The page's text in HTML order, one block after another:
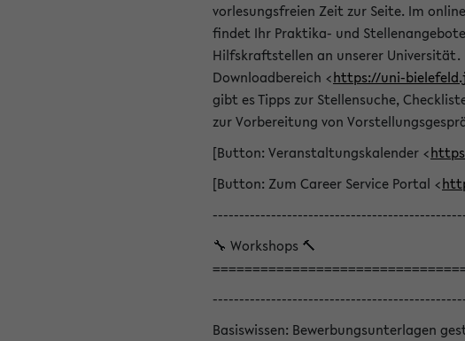
vorlesungsfreien Zeit zur Seite. Im
findet Ihr Praktika- und
Hilfskraftstellen an unserer Universität.
Downloadbereich <https://uni-
gibt es Tipps zur Stellensuche,
zur Vorbereitung von
[Button: Veranstaltungskalender <
[Button: Zum Career Service Portal <
🔧 Workshops 🔨
Basiswissen: Bewerbungsunterlagen